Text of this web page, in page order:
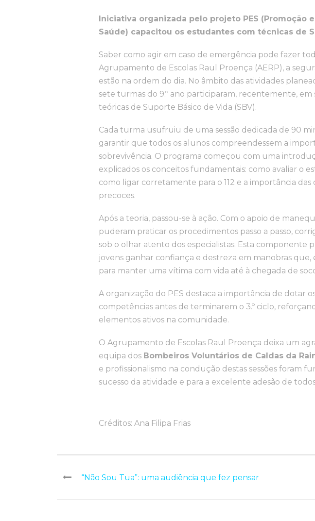
Iniciativa organizada pelo projeto PES (Promoção
Saúde) capacitou os estudantes com técnicas de
Saber como agir em caso de emergência pode fazer
Agrupamento de Escolas Raul Proença (AERP), a
estão na ordem do dia. No âmbito das atividades
sete turmas do 9.º ano participaram, recentemente, em
teóricas de Suporte Básico de Vida (SBV).
Cada turma usufruiu de uma sessão dedicada de 90
garantir que todos os alunos compreendessem a
sobrevivência. O programa começou com uma
explicados os conceitos fundamentais: como avaliar o
como ligar corretamente para o 112 e a importância das
precoces.
Após a teoria, passou-se à ação. Com o apoio de
puderam praticar os procedimentos passo a passo,
sob o olhar atento dos especialistas. Esta componente
jovens ganhar confiança e destreza em manobras que,
para manter uma vítima com vida até à chegada de
A organização do PES destaca a importância de dotar
competências antes de terminarem o 3.º ciclo,
elementos ativos na comunidade.
O Agrupamento de Escolas Raul Proença deixa um
equipa dos Bombeiros Voluntários de Caldas da
e profissionalismo na condução destas sessões foram
sucesso da atividade e para a excelente adesão de
Créditos: Ana Filipa Frias
“Não Sou Tua”: uma audiência que fez pensar